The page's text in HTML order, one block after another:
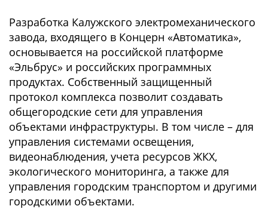
Разработка Калужского электромеханического
завода, входящего в Концерн «Автоматика»,
основывается на российской платформе
«Эльбрус» и российских программных
продуктах. Собственный защищенный
протокол комплекса позволит создавать
общегородские сети для управления
объектами инфраструктуры. В том числе – для
управления системами освещения,
видеонаблюдения, учета ресурсов ЖКХ,
экологического мониторинга, а также для
управления городским транспортом и другими
городскими объектами.